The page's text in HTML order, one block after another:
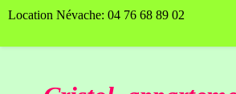
Location Névache: 04 76 68 89 02